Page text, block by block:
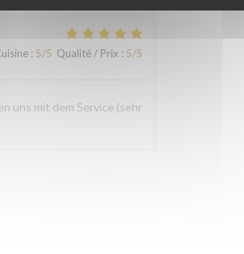
: 5/5 Qualité / Prix : 5/5
uns mit dem Service (sehr